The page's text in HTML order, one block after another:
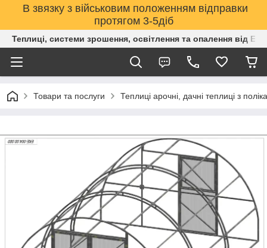
В звязку з військовим положенням відправки
протягом 3-5діб
Теплиці, системи зрошення, освітлення та опалення від
Товари та послуги Теплиці арочні, дачні теплиці з